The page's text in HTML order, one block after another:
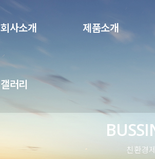
회사소개 제품소개
갤러리
친환경